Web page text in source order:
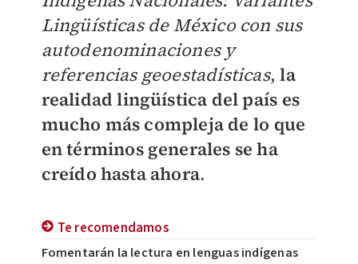
Lingüísticas de México con sus
autodenominaciones y
referencias geoestadísticas,la
realidad lingüística del país es
mucho más compleja de lo que
en términos generales se ha
creído hasta ahora.
Te recomendamos
Fomentarán la lectura en lenguas indígenas